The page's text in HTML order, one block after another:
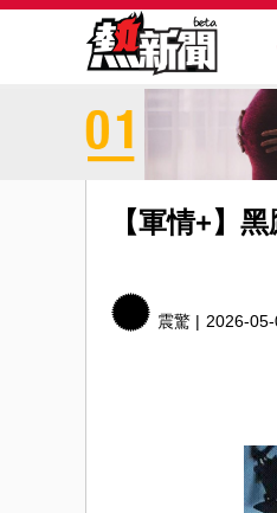
【軍情+】
震驚 | 2026-